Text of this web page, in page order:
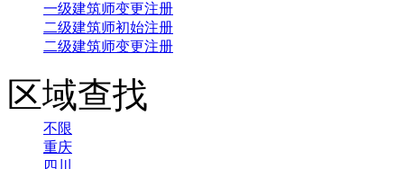
一级建筑师变更注册
二级建筑师初始注册
二级建筑师变更注册
区域查找
不限
重庆
四川